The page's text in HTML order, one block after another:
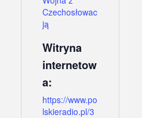
Czechosłowac
ją
Witryna
internetow
a:
https://www.po
lskieradio.pl/3